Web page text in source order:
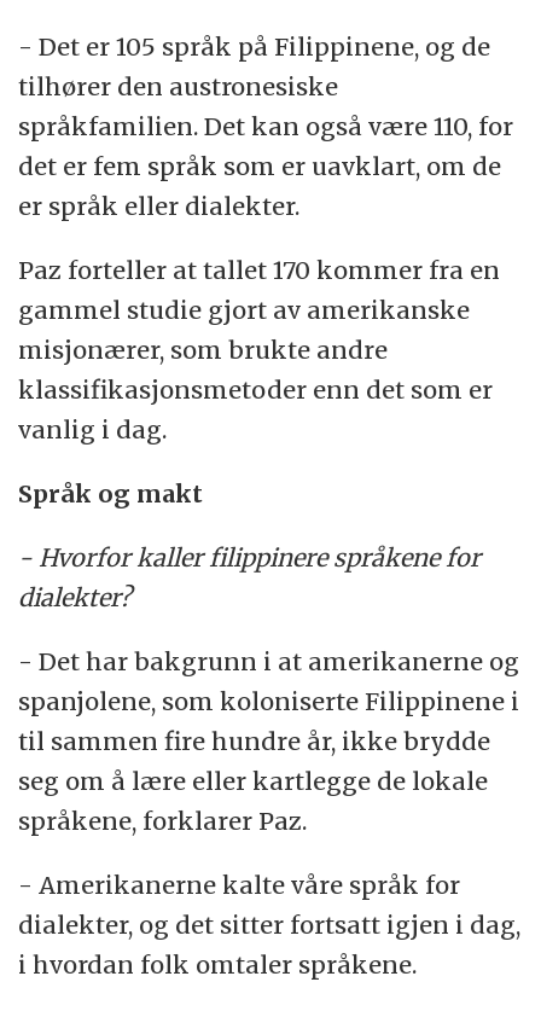
Kilde: Store norske leksikon
- Det er 105 språk på Filippinene, og de
tilhører den austronesiske
språkfamilien. Det kan også være 110, for
det er fem språk som er uavklart, om de
er språk eller dialekter.
Paz forteller at tallet 170 kommer fra en
gammel studie gjort av amerikanske
misjonærer, som brukte andre
klassifikasjonsmetoder enn det som er
vanlig i dag.
Språk og makt
- Hvorfor kaller filippinere språkene for
dialekter?
- Det har bakgrunn i at amerikanerne og
spanjolene, som koloniserte Filippinene i
til sammen fire hundre år, ikke brydde
seg om å lære eller kartlegge de lokale
språkene, forklarer Paz.
- Amerikanerne kalte våre språk for
dialekter, og det sitter fortsatt igjen i dag,
i hvordan folk omtaler språkene.